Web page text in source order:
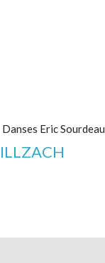
Danses Eric Sourdeau